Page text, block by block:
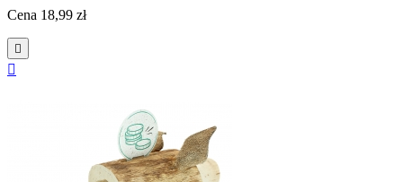
Cena 18,99 zł

